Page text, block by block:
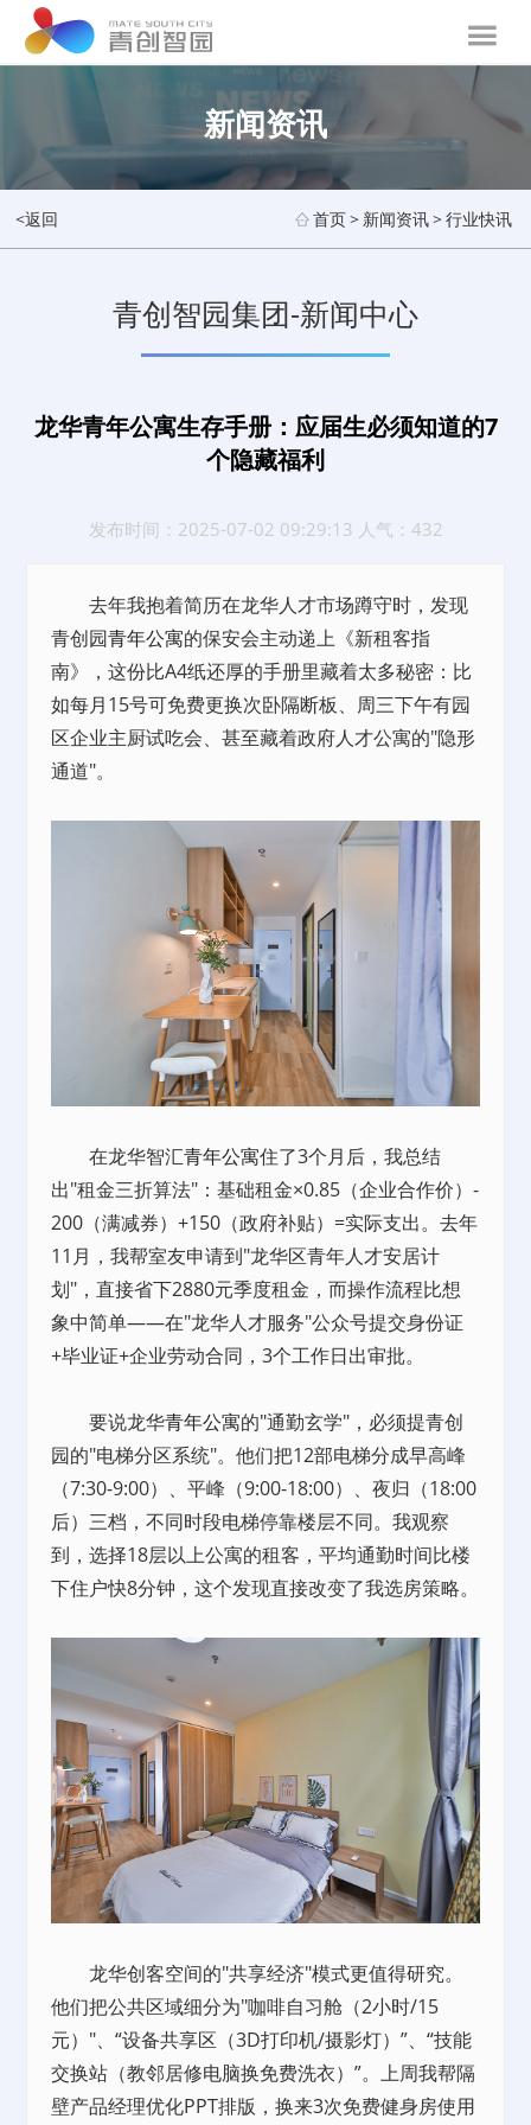
新闻资讯
<返回 首页> 新闻资讯>行业快讯
青创智园集团-新闻中心
龙华青年公寓生存手册：应届生必须知道的7
个隐藏福利
发布时间：2025-07-02 09:29:13 人气：432
去年我抱着简历在龙华人才市场蹲守时，发现
青创园青年公寓的保安会主动递上《新租客指
南》，这份比A4纸还厚的手册里藏着太多秘密：比
如每月15号可免费更换次卧隔断板、周三下午有园
区企业主厨试吃会、甚至藏着政府人才公寓的"隐形
通道"。
在龙华智汇青年公寓住了3个月后，我总结
出"租金三折算法"：基础租金×0.85（企业合作价）-
200（满减券）+150（政府补贴）=实际支出。去年
11月，我帮室友申请到"龙华区青年人才安居计
划"，直接省下2880元季度租金，而操作流程比想
象中简单——在"龙华人才服务"公众号提交身份证
+毕业证+企业劳动合同，3个工作日出审批。
要说龙华青年公寓的"通勤玄学"，必须提青创
园的"电梯分区系统"。他们把12部电梯分成早高峰
（7:30-9:00）、平峰（9:00-18:00）、夜归（18:00
后）三档，不同时段电梯停靠楼层不同。我观察
到，选择18层以上公寓的租客，平均通勤时间比楼
下住户快8分钟，这个发现直接改变了我选房策略。
龙华创客空间的"共享经济"模式更值得研究。
他们把公共区域细分为"咖啡自习舱（2小时/15
元）"、“设备共享区（3D打印机/摄影灯）”、“技能
交换站（教邻居修电脑换免费洗衣）”。上周我帮隔
壁产品经理优化PPT排版，换来3次免费健身房使用